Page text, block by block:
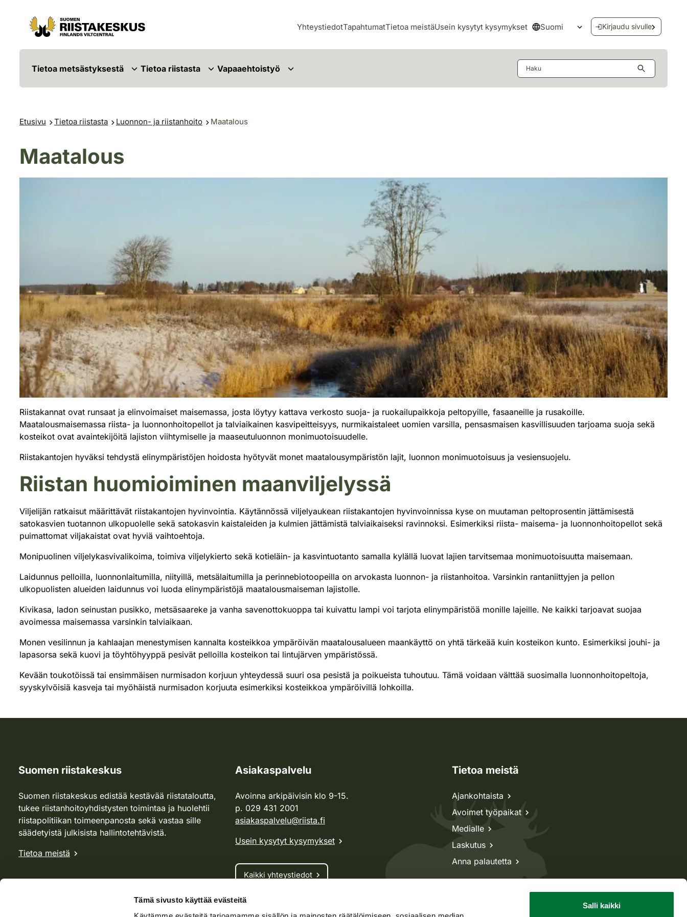
Tämä sivusto käyttää evästeitä
Salli kaikki
Siirry sisältöön
Siirry sivustokarttaan
YhteystiedotTapahtumatTietoa meistäUsein kysytyt kysymykset Suomi
Avaa kielivalikko
Kirjaudu sivulle
Tietoa metsästyksestä Tietoa riistasta Vapaaehtoistyö
Etusivu Tietoa riistasta Luonnon- ja riistanhoito Maatalous
Maatalous
Riistakannat ovat runsaat ja elinvoimaiset maisemassa, josta löytyy kattava verkosto suoja- ja ruokailupaikkoja peltopyille, fasaaneille ja rusakoille.
Maatalousmaisemassa riista- ja luonnonhoitopellot ja talviaikainen kasvipeitteisyys, nurmikaistaleet uomien varsilla, pensasmaisen kasvillisuuden tarjoama suoja sekä
kosteikot ovat avaintekijöitä lajiston viihtymiselle ja maaseutuluonnon monimuotoisuudelle.
Riistakantojen hyväksi tehdystä elinympäristöjen hoidosta hyötyvät monet maatalousympäristön lajit, luonnon monimuotoisuus ja vesiensuojelu.
Riistan huomioiminen maanviljelyssä
Viljelijän ratkaisut määrittävät riistakantojen hyvinvointia. Käytännössä viljelyaukean riistakantojen hyvinvoinnissa kyse on muutaman peltoprosentin jättämisestä
satokasvien tuotannon ulkopuolelle sekä satokasvin kaistaleiden ja kulmien jättämistä talviaikaiseksi ravinnoksi. Esimerkiksi riista- maisema- ja luonnonhoitopellot sekä
puimattomat viljakaistat ovat hyviä vaihtoehtoja.
Monipuolinen viljelykasvivalikoima, toimiva viljelykierto sekä kotieläin- ja kasvintuotanto samalla kylällä luovat lajien tarvitsemaa monimuotoisuutta maisemaan.
Laidunnus pelloilla, luonnonlaitumilla, niityillä, metsälaitumilla ja perinnebiotoopeilla on arvokasta luonnon- ja riistanhoitoa. Varsinkin rantaniittyjen ja pellon
ulkopuolisten alueiden laidunnus voi luoda elinympäristöjä maatalousmaiseman lajistolle.
Kivikasa, ladon seinustan pusikko, metsäsaareke ja vanha savenottokuoppa tai kuivattu lampi voi tarjota elinympäristöä monille lajeille. Ne kaikki tarjoavat suojaa
avoimessa maisemassa varsinkin talviaikaan.
Monen vesilinnun ja kahlaajan menestymisen kannalta kosteikkoa ympäröivän maatalousalueen maankäyttö on yhtä tärkeää kuin kosteikon kunto. Esimerkiksi jouhi- ja
lapasorsa sekä kuovi ja töyhtöhyyppä pesivät pelloilla kosteikon tai lintujärven ympäristössä.
Kevään toukotöissä tai ensimmäisen nurmisadon korjuun yhteydessä suuri osa pesistä ja poikueista tuhoutuu. Tämä voidaan välttää suosimalla luonnonhoitopeltoja,
syyskylvöisiä kasveja tai myöhäistä nurmisadon korjuuta esimerkiksi kosteikkoa ympäröivillä lohkoilla.
Suomen riistakeskus
Suomen riistakeskus edistää kestävää riistataloutta,
tukee riistanhoitoyhdistysten toimintaa ja huolehtii
riistapolitiikan toimeenpanosta sekä vastaa sille
säädetyistä julkisista hallintotehtävistä.
Tietoa meistä
Asiakaspalvelu
Avoinna arkipäivisin klo 9-15.
p. 029 431 2001
asiakaspalvelu@riista.fi
Usein kysytyt kysymykset
Kaikki yhteystiedot
Metsästyskortti-asiat
Tietoa meistä
Ajankohtaista
Avoimet työpaikat
Medialle
Laskutus
Anna palautetta